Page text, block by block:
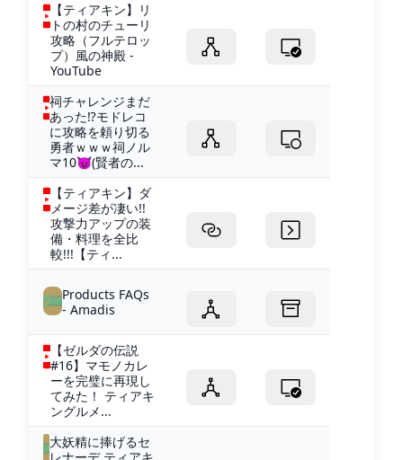
【ティアキン】リ
トの村のチューリ
攻略（フルテロッ
プ）風の神殿 -
YouTube
祠チャレンジまだ
あった⁉モドレコ
に攻略を頼り切る
勇者ｗｗｗ祠ノル
マ10😈(賢者の...
【ティアキン】ダ
メージ差が凄い!!
攻撃力アップの装
備・料理を全比
較!!!【ティ...
Products FAQs
- Amadis
【ゼルダの伝説
#16】マモノカレ
ーを完璧に再現し
てみた！ ティアキ
ングルメ...
大妖精に捧げるセ